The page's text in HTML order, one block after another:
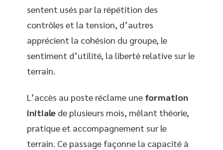
sentent usés par la répétition des
contrôles et la tension, d’autres
apprécient la cohésion du groupe, le
sentiment d’utilité, la liberté relative sur le
terrain.
L’accès au poste réclame une formation
initiale de plusieurs mois, mêlant théorie,
pratique et accompagnement sur le
terrain. Ce passage façonne la capacité à